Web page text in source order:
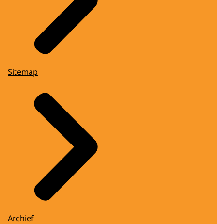
Sitemap
Archief